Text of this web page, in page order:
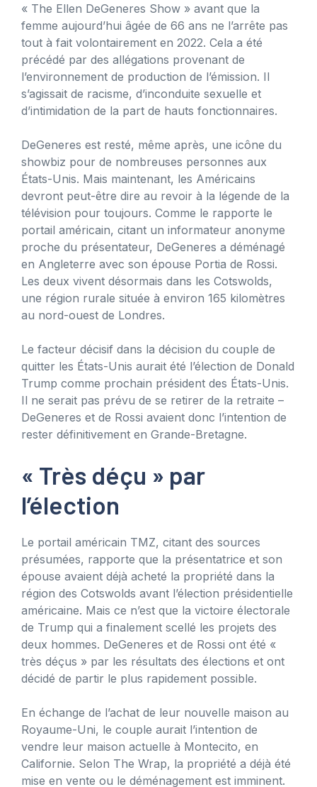
« The Ellen DeGeneres Show » avant que la
femme aujourd’hui âgée de 66 ans ne l’arrête pas
tout à fait volontairement en 2022. Cela a été
précédé par des allégations provenant de
l’environnement de production de l’émission. Il
s’agissait de racisme, d’inconduite sexuelle et
d’intimidation de la part de hauts fonctionnaires.
DeGeneres est resté, même après, une icône du
showbiz pour de nombreuses personnes aux
États-Unis. Mais maintenant, les Américains
devront peut-être dire au revoir à la légende de la
télévision pour toujours. Comme le rapporte le
portail américain, citant un informateur anonyme
proche du présentateur, DeGeneres a déménagé
en Angleterre avec son épouse Portia de Rossi.
Les deux vivent désormais dans les Cotswolds,
une région rurale située à environ 165 kilomètres
au nord-ouest de Londres.
Le facteur décisif dans la décision du couple de
quitter les États-Unis aurait été l’élection de Donald
Trump comme prochain président des États-Unis.
Il ne serait pas prévu de se retirer de la retraite –
DeGeneres et de Rossi avaient donc l’intention de
rester définitivement en Grande-Bretagne.
« Très déçu » par
l’élection
Le portail américain TMZ, citant des sources
présumées, rapporte que la présentatrice et son
épouse avaient déjà acheté la propriété dans la
région des Cotswolds avant l’élection présidentielle
américaine. Mais ce n’est que la victoire électorale
de Trump qui a finalement scellé les projets des
deux hommes. DeGeneres et de Rossi ont été «
très déçus » par les résultats des élections et ont
décidé de partir le plus rapidement possible.
En échange de l’achat de leur nouvelle maison au
Royaume-Uni, le couple aurait l’intention de
vendre leur maison actuelle à Montecito, en
Californie. Selon The Wrap, la propriété a déjà été
mise en vente ou le déménagement est imminent.